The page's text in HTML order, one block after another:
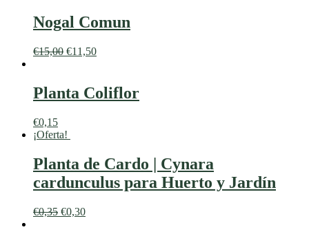
Nogal Comun
€15,00 €11,50
Planta Coliflor
€0,15
¡Oferta!
Planta de Cardo | Cynara
cardunculus para Huerto y Jardín
€0,35 €0,30